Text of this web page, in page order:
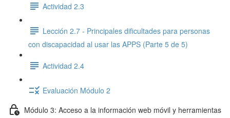
Actividad 2.3
Lección 2.7 - Principales dificultades para personas
con discapacidad al usar las APPS (Parte 5 de 5)
Actividad 2.4
Evaluación Módulo 2
Módulo 3: Acceso a la información web móvil y herramientas